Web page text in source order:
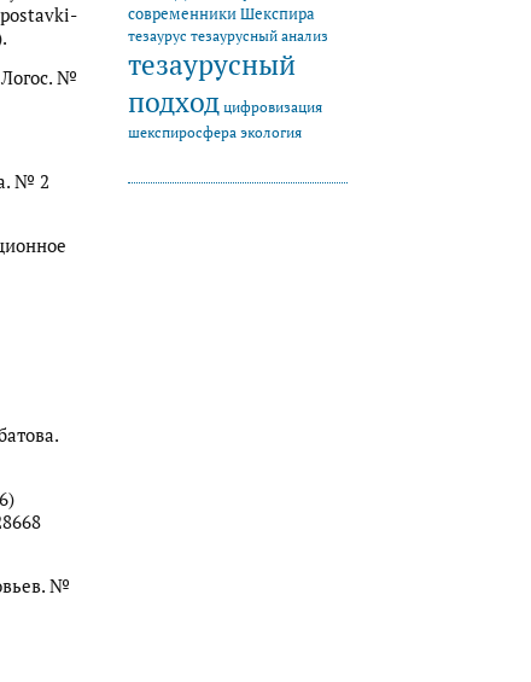
современники Шекспира
тезаурус тезаурусный анализ
тезаурусный
подход цифровизация
шекспиросфера экология
№
№ 2
№